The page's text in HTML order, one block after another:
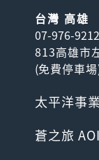
台灣 高雄
07-976-9212
813高雄市
(免費停車場
太平洋事
蒼之旅 AOI